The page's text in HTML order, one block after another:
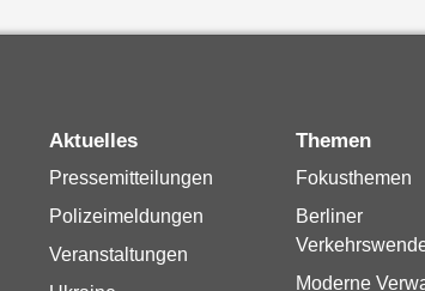
Aktuelles
Pressemitteilungen
Polizeimeldungen
Veranstaltungen
Themen
Fokusthemen
Berliner
Moderne